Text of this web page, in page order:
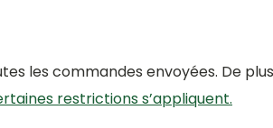
les commandes envoyées. De
restrictions s’appliquent.